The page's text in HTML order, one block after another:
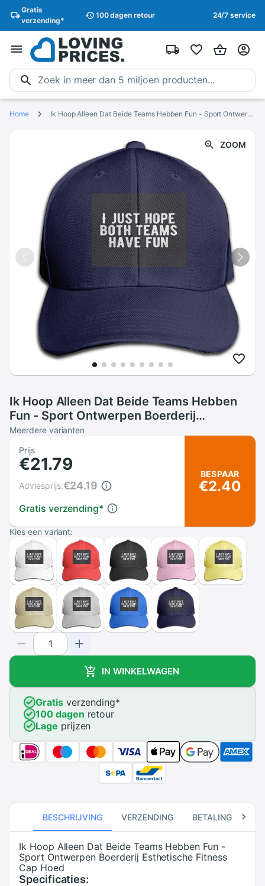
Gratis
verzending*
100 dagen retour 24/7 service
Home Ik Hoop Alleen Dat Beide Teams Hebben Fun - Sport Ontwerpen Boerderij Esthetische Fitness Cap Hoed
ZOOM
Ik Hoop Alleen Dat Beide Teams Hebben
Fun - Sport Ontwerpen Boerderij
Esthetische Fitness Cap Hoed
Meerdere varianten
Prijs
€21.79
Gratis verzending*
Adviesprijs:€24.19
BESPAAR
€2.40
Kies een variant:
IN WINKELWAGEN
Gratisverzending*
100 dagen retour
Lage prijzen
BESCHRIJVING VERZENDING BETALING
Ik Hoop Alleen Dat Beide Teams Hebben Fun -
Sport Ontwerpen Boerderij Esthetische Fitness
Cap Hoed
Specificaties: